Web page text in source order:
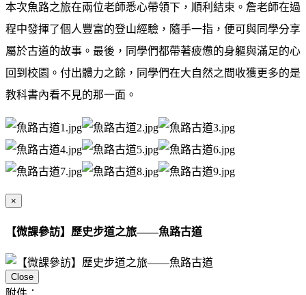
本次魚路之旅在兩位老師悉心帶領下，順利結束。詹老師在過
程中發揮了個人豐富的登山經驗，隨手一指，便可與同學分享
屬於古道的故事。最後，同學們都帶著疲憊的身軀與滿足的心
回到校園。付出體力之餘，同學們在大自然之間收獲更多的是
教科書內看不見的那一面。
×
【微課參訪】歷史步道之旅——魚路古道
Close